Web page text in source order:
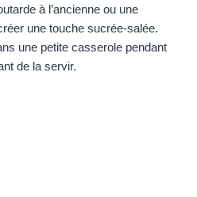
à l’ancienne ou une
une touche sucrée-salée.
une petite casserole pendant
de la servir.